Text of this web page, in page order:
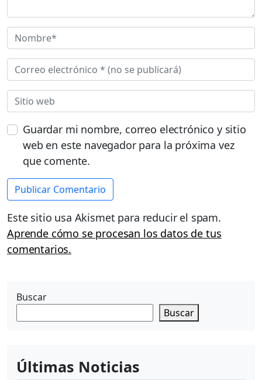
Guardar mi nombre, correo electrónico y sitio
web en este navegador para la próxima vez
que comente.
Este sitio usa Akismet para reducir el spam.
Aprende cómo se procesan los datos de tus
comentarios.
Buscar
Buscar
Últimas Noticias